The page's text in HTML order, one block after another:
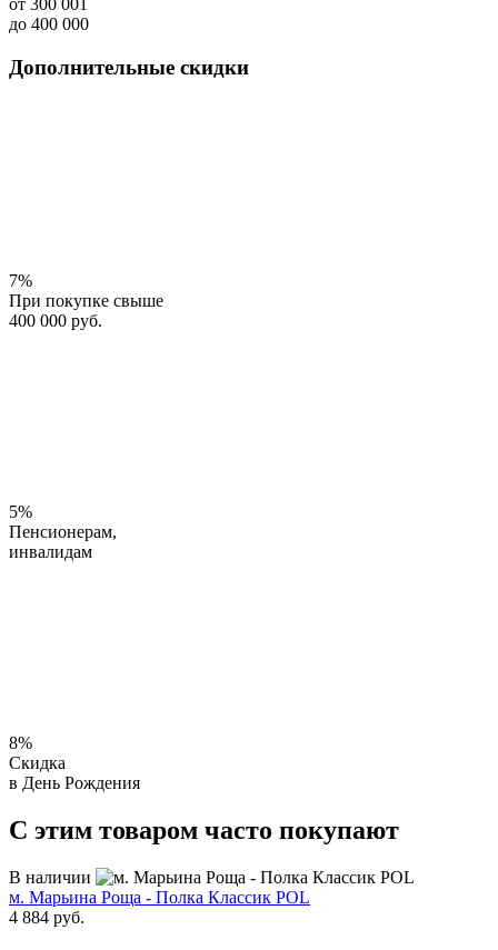
до 400 000
Дополнительные скидки
7%
При покупке свыше
400 000 руб.
5%
Пенсионерам,
инвалидам
8%
Скидка
в День Рождения
С этим товаром часто покупают
В наличии
м. Марьина Роща - Полка Классик POL
4 884 руб.